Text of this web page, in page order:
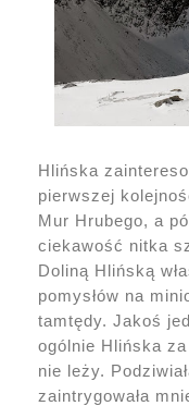
Hlińska
pierwszej
Mur Hrubego, a
ciekawość nitka
Doliną Hlińską
pomysłów na
tamtędy. Jakoś
ogólnie Hlińska
nie leży.
zaintrygowała